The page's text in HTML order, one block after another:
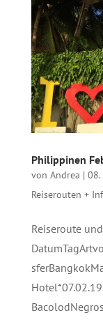
Philippinen
von Andrea | 08.
Reiserouten +
Reiseroute